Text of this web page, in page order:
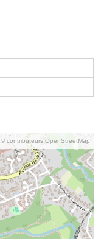
© contributeurs OpenStreetMap